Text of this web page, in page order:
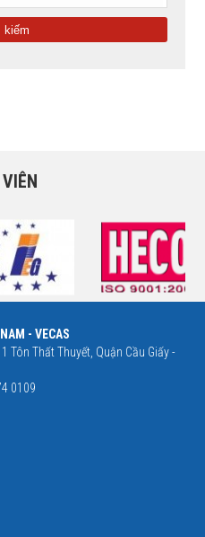
- VECAS
Tôn Thất Thuyết, Quận Cầu Giấy -
0109